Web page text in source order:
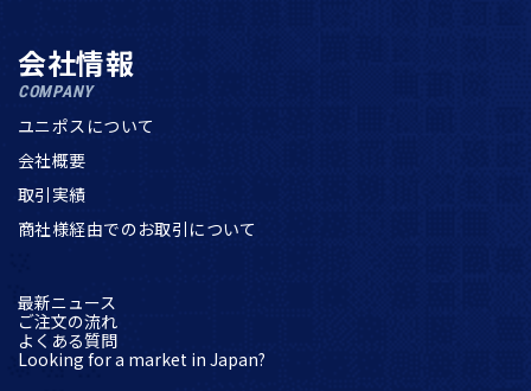
会社情報
COMPANY
ユニポスについて
会社概要
取引実績
商社様経由でのお取引について
最新ニュース
ご注文の流れ
よくある質問
Looking for a market in Japan?